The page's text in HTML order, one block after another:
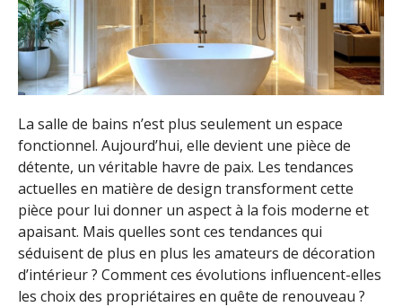
La salle de bains n’est plus seulement un espace
fonctionnel. Aujourd’hui, elle devient une pièce de
détente, un véritable havre de paix. Les tendances
actuelles en matière de design transforment cette
pièce pour lui donner un aspect à la fois moderne et
apaisant. Mais quelles sont ces tendances qui
séduisent de plus en plus les amateurs de décoration
d’intérieur ? Comment ces évolutions influencent-elles
les choix des propriétaires en quête de renouveau ?